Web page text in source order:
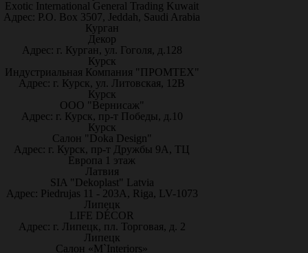
Exotic International General Trading Kuwait
Адрес: P.O. Box 3507, Jeddah, Saudi Arabia
Курган
Декор
Адрес: г. Курган, ул. Гоголя, д.128
Курск
Индустриальная Компания "ПРОМТЕХ"
Адрес: г. Курск, ул. Литовская, 12В
Курск
ООО "Вернисаж"
Адрес: г. Курск, пр-т Победы, д.10
Курск
Салон "Doka Design"
Адрес: г. Курск, пр-т Дружбы 9А, ТЦ
Европа 1 этаж
Латвия
SIA "Dekoplast" Latvia
Адрес: Piedrujas 11 - 203A, Riga, LV-1073
Липецк
LIFE DÉCOR
Адрес: г. Липецк, пл. Торговая, д. 2
Липецк
Салон «M`Interiors»